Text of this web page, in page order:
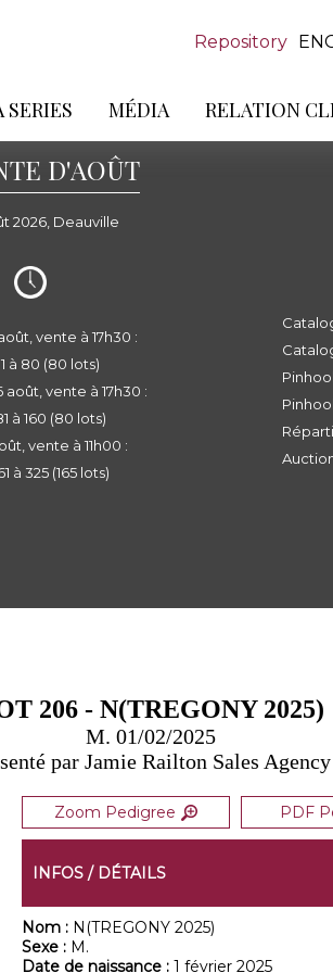
Repository
SERIES MÉDIA RELATION
D'AOÛT
2026, Deauville
vente à 17h30 :
1 à 80 (80 lots)
août, vente à 17h30 :
à 160 (80 lots)
vente à 11h00 :
à 325 (165 lots)
206 - N(TREGONY 2025)
M. 01/02/2025
par Jamie Railton Sales Agency
Zoom Pedigree PDF
INFOS / DÉTAILS
Nom : N(TREGONY 2025)
Sexe : M.
Date de naissance : 1 février 2025